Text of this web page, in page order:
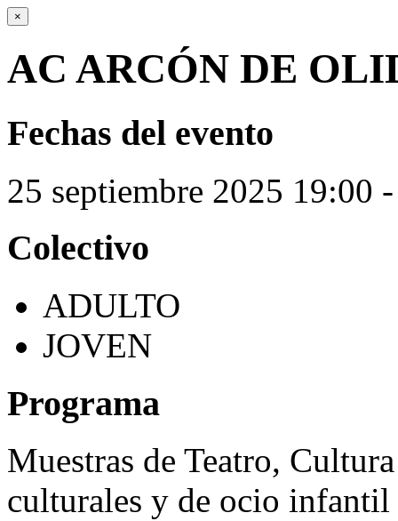
×
AC ARCÓN DE
Fechas del evento
25 septiembre 2025 19:00
Colectivo
ADULTO
JOVEN
Programa
Muestras de Teatro,
culturales y de ocio infantil